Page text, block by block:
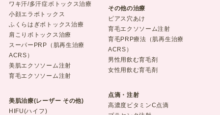
ワキ汗/多汗症ボトックス治療
小顔エラボトックス
ふくらはぎボトックス治療
肩こりボトックス治療
スーパーPRP（肌再生治療
ACRS）
美肌エクソソーム注射
育毛エクソソーム注射
美肌治療(レーザー その他)
HIFU(ハイフ)
その他の治療
ピアス穴あけ
育毛エクソソーム注射
育毛PRP療法（肌再生治療
ACRS）
男性用飲む育毛剤
女性用飲む育毛剤
点滴・注射
高濃度ビタミンC点滴